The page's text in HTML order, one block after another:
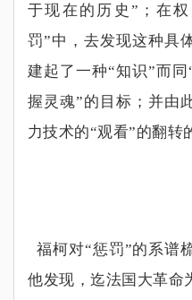
于现在的历史” ；在
罚”中，去发现这种具
建起了一种“知识”而同
握灵魂”的目标；并由
力技术的“观看”的翻转
福柯对“惩罚”的系谱
他发现，迄法国大革命